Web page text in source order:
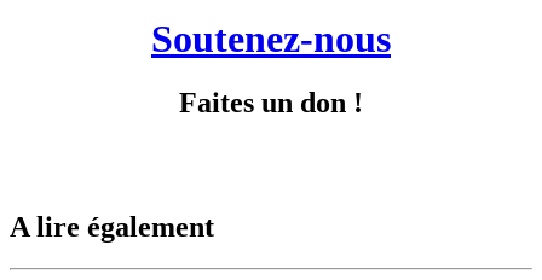
Soutenez-nous
Faites un don !
A lire également